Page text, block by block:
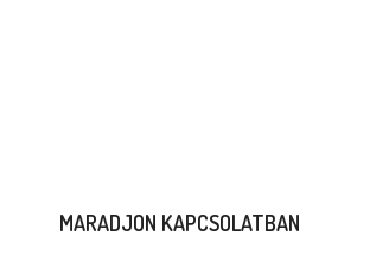
MARADJON KAPCSOLATBAN